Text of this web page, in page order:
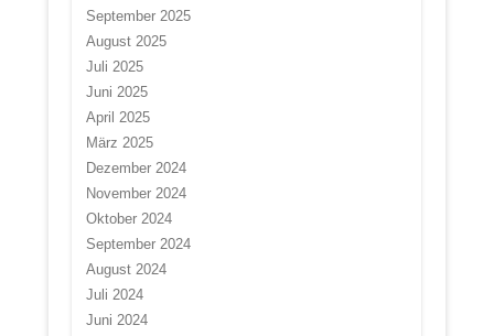
September 2025
August 2025
Juli 2025
Juni 2025
April 2025
März 2025
Dezember 2024
November 2024
Oktober 2024
September 2024
August 2024
Juli 2024
Juni 2024